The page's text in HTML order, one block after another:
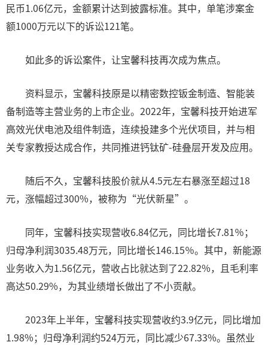
民币1.06亿元，金额累计达到披露标准。其中，单笔涉案金
额1000万元以下的诉讼121笔。
如此多的诉讼案件，让宝馨科技再次成为焦点。
资料显示，宝馨科技原是以精密数控钣金制造、智能装
备制造等主营业务的上市企业。2022年，宝馨科技开始进军
高效光伏电池及组件制造，连续投建多个光伏项目，并与相
关专家教授达成合作，共同推进钙钛矿-硅叠层开发及应用。
随后不久，宝馨科技股价就从4.5元左右暴涨至超过18
元，涨幅超过300%，被称为“光伏新星”。
同年，宝馨科技实现营收6.84亿元，同比增长7.81％；
归母净利润3035.48万元，同比增长146.15％。其中，新能源
业务收入为1.56亿元，营收占比就达到了22.82%，且毛利率
高达50.29%，为其业绩增长做出了不小贡献。
2023年上半年，宝馨科技实现营收约3.9亿元，同比增加
1.98%；归母净利润约524万元，同比减少67.33%。虽然业